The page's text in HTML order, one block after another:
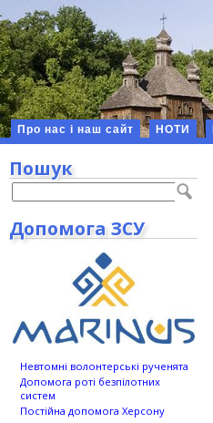
Про нас і наш сайт НОТИ
Пошук
Допомога ЗСУ
Невтомні волонтерські рученята
Допомога роті безпілотних
систем
Постійна допомога Херсону